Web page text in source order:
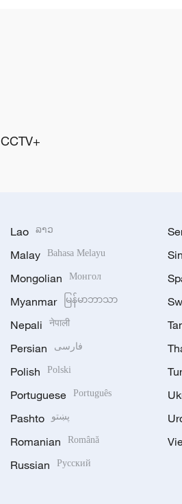
CCTV+
Lao ລາວ
Malay Bahasa Melayu
Mongolian Монгол
Myanmar မြန်မာဘာသာ
Nepali नेपाली
Persian فارسی
Polish Polski
Portuguese Português
Pashto پښتو
Romanian Română
Russian Русский